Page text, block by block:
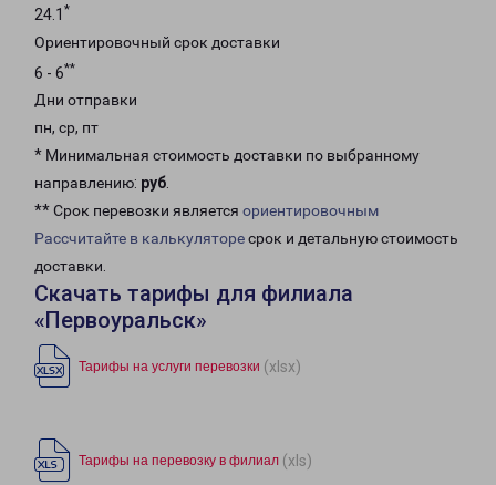
24.1 *
Ориентировочный срок доставки
6 - 6**
Дни отправки
пн, ср, пт
* Минимальная стоимость доставки по выбранному
направлению: руб.
** Срок перевозки является ориентировочным
Рассчитайте в калькуляторесрок и детальную стоимость
доставки.
Скачать тарифы для филиала
«Первоуральск»
Тарифы на услуги перевозки (xlsx)
Тарифы на перевозку в филиал (xls)